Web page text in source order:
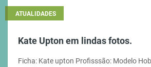
ATUALIDADES
Kate Upton em lindas fotos.
Ficha: Kate upton Profisssão: Modelo